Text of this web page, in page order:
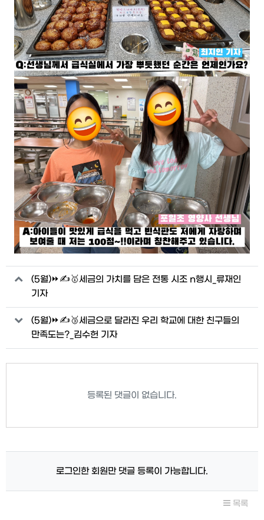
관련자료
(5월)⏩✍🥇세금의 가치를 담은 전통 시조 n행시_류재인
기자
(5월)⏩✍🥉세금으로 달라진 우리 학교에 대한 친구들의
만족도는?_김수헌 기자
등록된 댓글이 없습니다.
로그인한 회원만 댓글 등록이 가능합니다.
목록